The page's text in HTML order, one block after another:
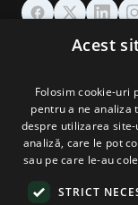
GĂZDUIRE
DOMENII &
UNELTE &
COMPANIE
Acest
Folosim cookie-uri
pentru a ne analiza
despre utilizarea
analiză, care le pot
sau pe care le-au
STRICT